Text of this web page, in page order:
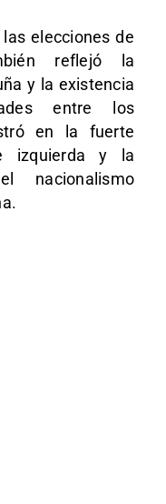
elecciones de
reflejó la
y la existencia
entre los
en la fuerte
izquierda y la
nacionalismo